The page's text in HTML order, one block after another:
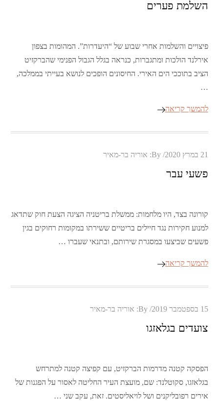
השלמת פערים
פיצויים והשלמות אחרי שבוע של “היעדרות”. המהומות בצפון
אירלנד הולכות ומתגברות, כנראה בגלל הגבול הפנימי שהברקזיט
הציב בתוככי הים האירי. החיסונים הופכים לנושא בעייתי בממלכה,
…
להמשך קריאה
Posted
21 במרץ 2020 By: אוריה בר-מאיר
פשעי עבר
קורונה בצד, היו מלחמות: ממשלת בריטניה הציגה הצעת חוק שתדאג
למנוע חקירות נגד חיילים בריטיים ששירתו במקומות רחוקים בגין
פשעים שביצעו במסגרת שירותם, ובתנאי שעברו …
להמשך קריאה
Posted
15 בספטמבר 2019 By: אוריה בר-מאיר
צועדים בגלאזגו
הפסקה קטנה מדרמות הברקזיט, עם קפיצה קטנה למתרחש
בגלאזגו, סקוטלנד: שם, מועצת העיר החליטה לאסור על הפגנות של
אירים רפובליקנים ושל לויאליסטים. זאת, עקב שני …